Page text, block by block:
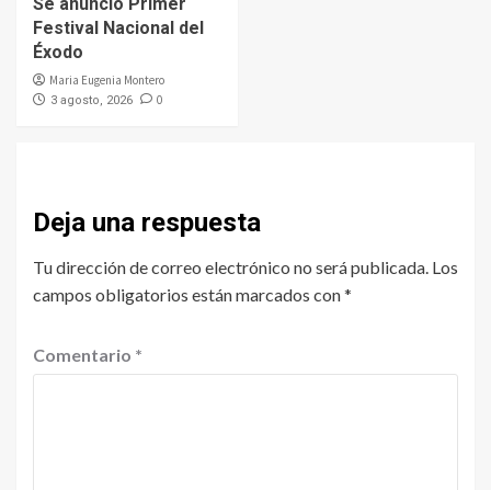
Festival Nacional del
Éxodo
Maria Eugenia Montero
3 agosto, 2026 0
Deja una respuesta
Tu dirección de correo electrónico no será publicada. Los
campos obligatorios están marcados con*
Comentario *